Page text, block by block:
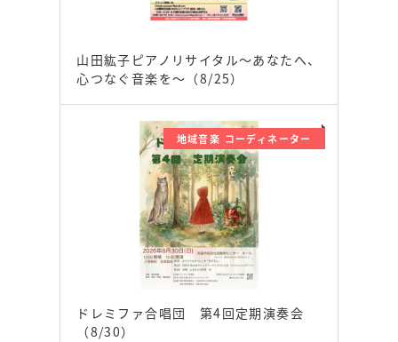
山田紘子ピアノリサイタル～あなたへ、
心つなぐ音楽を～（8/25）
地域音楽 コーディネーター
ドレミファ合唱団 第4回定期演奏会
（8/30）